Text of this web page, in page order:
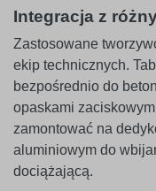
Integracja z
Zastosowane
ekip technicznych.
bezpośrednio do
opaskami
zamontować na
aluminiowym do
dociążającą.